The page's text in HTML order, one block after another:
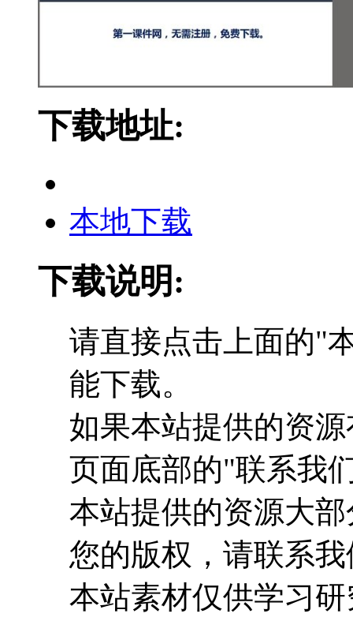
下载地址:
本地下载
下载说明:
请直接点击上面的"
能下载。
如果本站提供的资
页面底部的"联系我
本站提供的资源大
您的版权，请联系
本站素材仅供学习